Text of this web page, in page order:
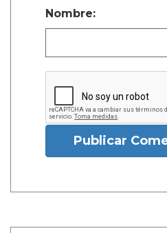
Nombre:
Publicar